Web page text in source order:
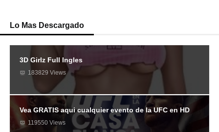
Lo Mas Descargado
3D Girlz Full Ingles
183829 Views
Vea GRATIS aqui cualquier evento de la UFC en HD
119550 Views